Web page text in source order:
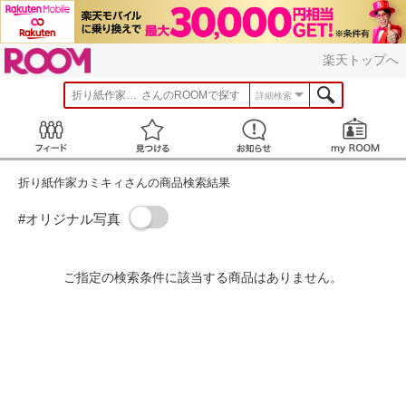
楽天トップへ
折り紙作家カミキィさんのROOMで探す 詳細検索
見つける お知らせ
折り紙作家カミキィさんの商品検索結果
#オリジナル写真
ご指定の検索条件に該当する商品はありません。